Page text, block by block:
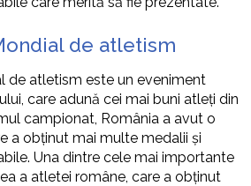
de atletism
de atletism este un eveniment
care adună cei mai buni atleți din
campionat, România a avut o
a obținut mai multe medalii și
Una dintre cele mai importante
a atletei române, care a obținut